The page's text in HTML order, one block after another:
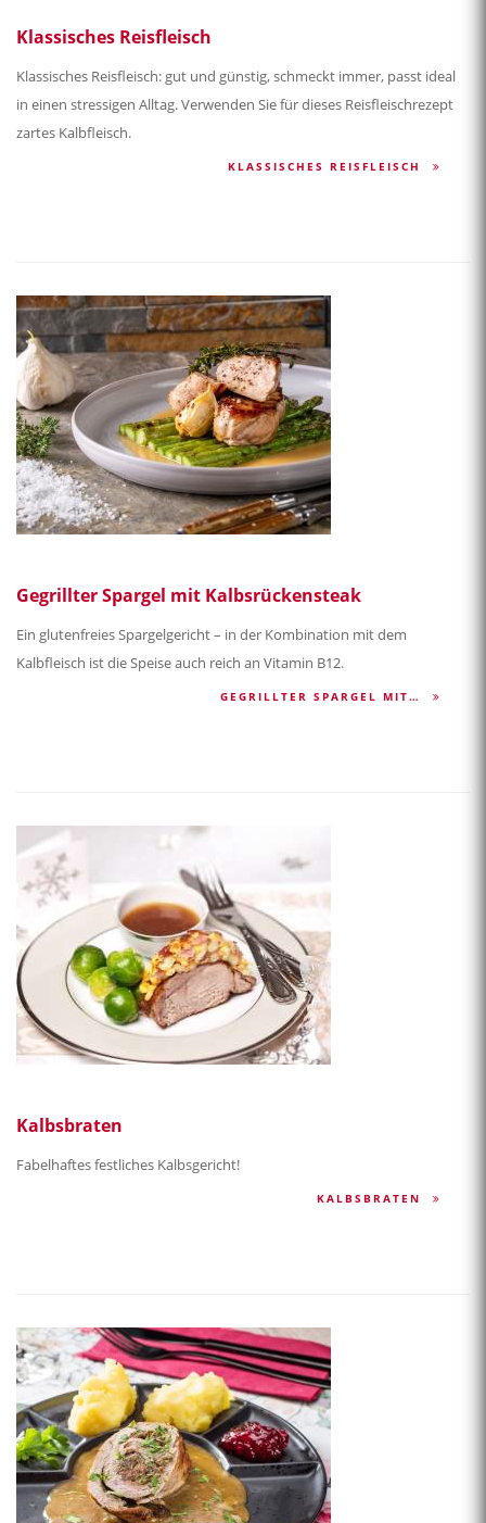
Klassisches Reisfleisch
Klassisches Reisfleisch: gut und günstig, schmeckt immer, passt ideal
in einen stressigen Alltag. Verwenden Sie für dieses Reisfleischrezept
zartes Kalbfleisch.
KLASSISCHES REISFLEISCH
Gegrillter Spargel mit Kalbsrückensteak
Ein glutenfreies Spargelgericht – in der Kombination mit dem
Kalbfleisch ist die Speise auch reich an Vitamin B12.
GEGRILLTER SPARGEL MIT…
Kalbsbraten
Fabelhaftes festliches Kalbsgericht!
KALBSBRATEN